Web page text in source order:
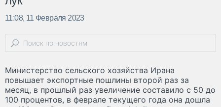
11:08, 11 Февраля 2023
Министерство сельского хозяйства Ирана
повышает экспортные пошлины второй раз за
месяц, в прошлый раз увеличение составило с 50 до
100 процентов, в феврале текущего года она дошла